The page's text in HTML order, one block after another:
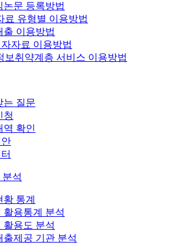
논문 등록방법
료 유형별 이용방법
출 이용방법
자료 이용방법
보취약계층 서비스 이용방법
는 질문
청
역 확인
분석
황 통계
활용통계 분석
활용도 분석
출제공 기관 분석